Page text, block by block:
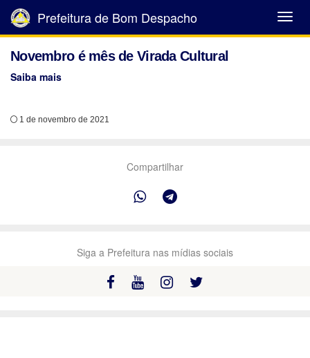
Abrir
Menu
Prefeitura de Bom Despacho
Novembro é mês de Virada Cultural
Saiba mais
1 de novembro de 2021
Compartilhar
Siga a Prefeitura nas mídias sociais